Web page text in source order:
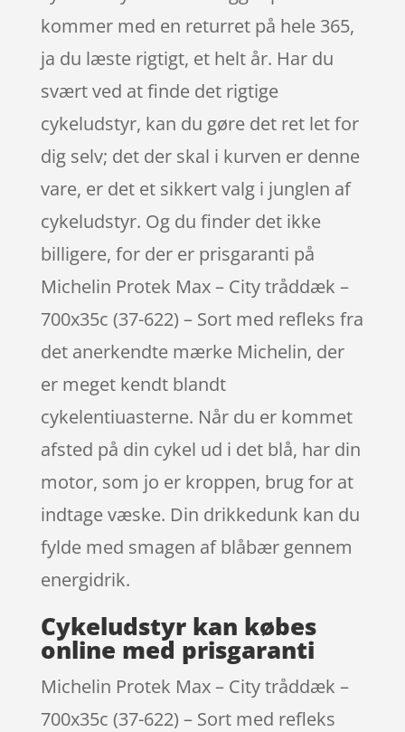
kommer med en returret på hele 365,
ja du læste rigtigt, et helt år. Har du
svært ved at finde det rigtige
cykeludstyr, kan du gøre det ret let for
dig selv; det der skal i kurven er denne
vare, er det et sikkert valg i junglen af
cykeludstyr. Og du finder det ikke
billigere, for der er prisgaranti på
Michelin Protek Max – City tråddæk –
700x35c (37-622) – Sort med refleks fra
det anerkendte mærke Michelin, der
er meget kendt blandt
cykelentiuasterne. Når du er kommet
afsted på din cykel ud i det blå, har din
motor, som jo er kroppen, brug for at
indtage væske. Din drikkedunk kan du
fylde med smagen af blåbær gennem
energidrik.
Cykeludstyr kan købes
online med prisgaranti
Michelin Protek Max – City tråddæk –
700x35c (37-622) – Sort med refleks